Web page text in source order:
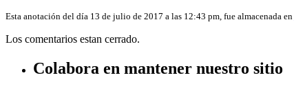
Esta anotación del día 13 de julio de 2017 a las 12:43 pm, fue almacenada en
Los comentarios estan cerrado.
Colabora en mantener nuestro sitio